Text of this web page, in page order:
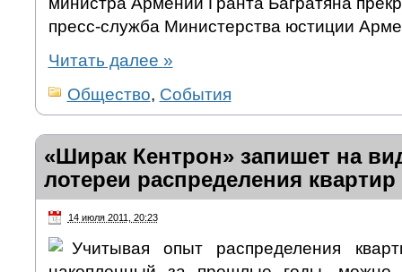
пресс-служба Министерства юстиции
Читать далее »
Общество, События
«Ширак Кентрон» запишет на
лотереи распределения
14 июля 2011, 20:23
Учитывая опыт распределения